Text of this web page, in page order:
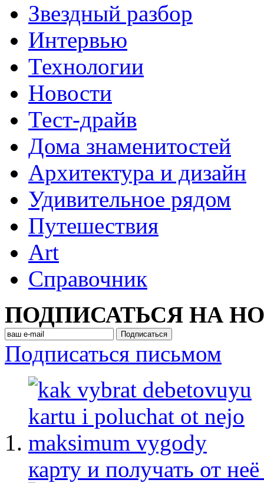
Звездный разбор
Интервью
Технологии
Новости
Тест-драйв
Дома знаменитостей
Архитектура и дизайн
Удивительное рядом
Путешествия
Art
Cправочник
ПОДПИСАТЬСЯ НА
Подписаться письмом
карту и получать от